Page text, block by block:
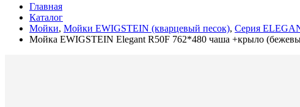
Главная
Каталог
Мойки, Мойки ЕWIGSTEIN (кварцевый песок), Серия
Мойка EWIGSTEIN Elegant R50F 762*480 чаша +крыло